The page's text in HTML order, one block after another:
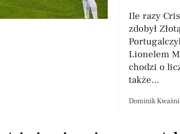
Ile razy
zdobył
Lionelem
chodzi o
także...
Dominik